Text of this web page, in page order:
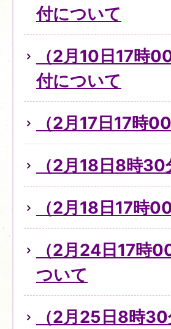
付について
（2月10日17時
付について
（2月17日17時
（2月18日8時
（2月18日17時
（2月24日17時
ついて
（2月25日8時